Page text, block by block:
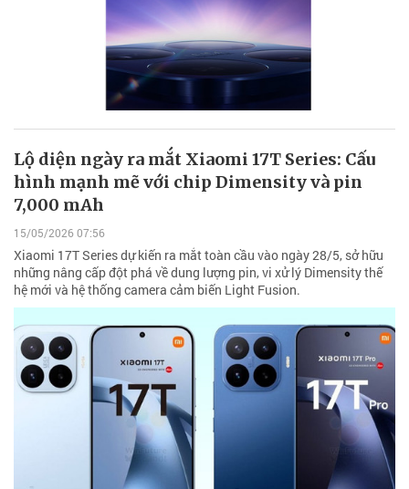
Lộ diện ngày ra mắt Xiaomi 17T Series: Cấu
hình mạnh mẽ với chip Dimensity và pin
7,000 mAh
15/05/2026 07:56
Xiaomi 17T Series dự kiến ra mắt toàn cầu vào ngày 28/5, sở hữu
những nâng cấp đột phá về dung lượng pin, vi xử lý Dimensity thế
hệ mới và hệ thống camera cảm biến Light Fusion.